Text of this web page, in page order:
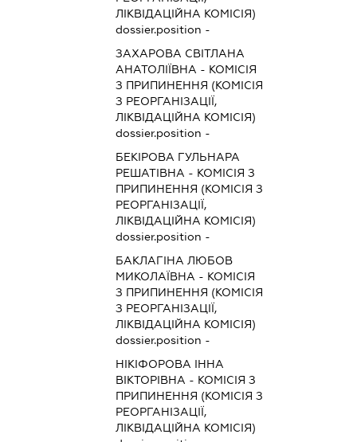
ЛІКВІДАЦІЙНА КОМІСІЯ)
dossier.position -
ЗАХАРОВА СВІТЛАНА
АНАТОЛІЇВНА - КОМІСІЯ
З ПРИПИНЕННЯ (КОМІСІЯ
З РЕОРГАНІЗАЦІЇ,
ЛІКВІДАЦІЙНА КОМІСІЯ)
dossier.position -
БЕКІРОВА ГУЛЬНАРА
РЕШАТІВНА - КОМІСІЯ З
ПРИПИНЕННЯ (КОМІСІЯ З
РЕОРГАНІЗАЦІЇ,
ЛІКВІДАЦІЙНА КОМІСІЯ)
dossier.position -
БАКЛАГІНА ЛЮБОВ
МИКОЛАЇВНА - КОМІСІЯ
З ПРИПИНЕННЯ (КОМІСІЯ
З РЕОРГАНІЗАЦІЇ,
ЛІКВІДАЦІЙНА КОМІСІЯ)
dossier.position -
НІКІФОРОВА ІННА
ВІКТОРІВНА - КОМІСІЯ З
ПРИПИНЕННЯ (КОМІСІЯ З
РЕОРГАНІЗАЦІЇ,
ЛІКВІДАЦІЙНА КОМІСІЯ)